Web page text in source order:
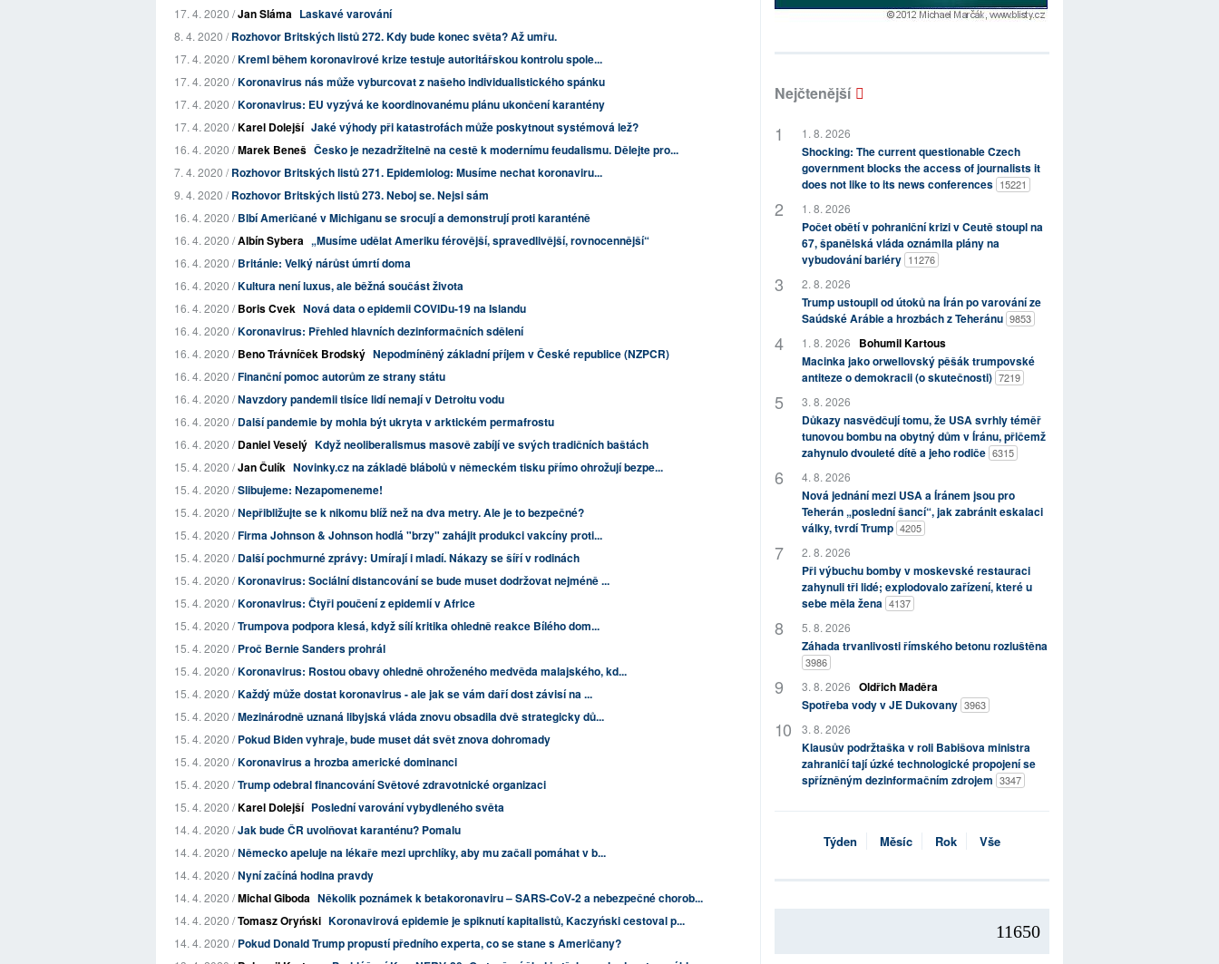
17. 4. 2020 /Jan Sláma Laskavé varování
8. 4. 2020 /Rozhovor Britských listů 272. Kdy bude konec světa? Až umřu.
17. 4. 2020 /Kreml během koronavirové krize testuje autoritářskou kontrolu spole...
17. 4. 2020 /Koronavirus nás může vyburcovat z našeho individualistického spánku
17. 4. 2020 /Koronavirus: EU vyzývá ke koordinovanému plánu ukončení karantény
17. 4. 2020 /Karel Dolejší Jaké výhody při katastrofách může poskytnout systémová lež?
16. 4. 2020 /Marek Beneš Česko je nezadržitelně na cestě k modernímu feudalismu. Dělejte pro...
7. 4. 2020 /Rozhovor Britských listů 271. Epidemiolog: Musíme nechat koronaviru...
9. 4. 2020 /Rozhovor Britských listů 273. Neboj se. Nejsi sám
16. 4. 2020 /Blbí Američané v Michiganu se srocují a demonstrují proti karanténě
16. 4. 2020 /Albín Sybera „Musíme udělat Ameriku férovější, spravedlivější, rovnocennější“
16. 4. 2020 /Británie: Velký nárůst úmrtí doma
16. 4. 2020 /Kultura není luxus, ale běžná součást života
16. 4. 2020 /Boris Cvek Nová data o epidemii COVIDu-19 na Islandu
16. 4. 2020 /Koronavirus: Přehled hlavních dezinformačních sdělení
16. 4. 2020 /Beno Trávníček Brodský Nepodmíněný základní příjem v České republice (NZPCR)
16. 4. 2020 /Finanční pomoc autorům ze strany státu
16. 4. 2020 /Navzdory pandemii tisíce lidí nemají v Detroitu vodu
16. 4. 2020 /Další pandemie by mohla být ukryta v arktickém permafrostu
16. 4. 2020 /Daniel Veselý Když neoliberalismus masově zabíjí ve svých tradičních baštách
15. 4. 2020 /Jan Čulík Novinky.cz na základě blábolů v německém tisku přímo ohrožují bezpe...
15. 4. 2020 /Slibujeme: Nezapomeneme!
15. 4. 2020 /Nepřibližujte se k nikomu blíž než na dva metry. Ale je to bezpečné?
15. 4. 2020 /Firma Johnson & Johnson hodlá "brzy" zahájit produkci vakcíny proti...
15. 4. 2020 /Další pochmurné zprávy: Umírají i mladí. Nákazy se šíří v rodinách
15. 4. 2020 /Koronavirus: Sociální distancování se bude muset dodržovat nejméně ...
15. 4. 2020 /Koronavirus: Čtyři poučení z epidemií v Africe
15. 4. 2020 /Trumpova podpora klesá, když sílí kritika ohledně reakce Bílého dom...
15. 4. 2020 /Proč Bernie Sanders prohrál
15. 4. 2020 /Koronavirus: Rostou obavy ohledně ohroženého medvěda malajského, kd...
15. 4. 2020 /Každý může dostat koronavirus - ale jak se vám daří dost závisí na ...
15. 4. 2020 /Mezinárodně uznaná libyjská vláda znovu obsadila dvě strategicky dů...
15. 4. 2020 /Pokud Biden vyhraje, bude muset dát svět znova dohromady
15. 4. 2020 /Koronavirus a hrozba americké dominanci
15. 4. 2020 /Trump odebral financování Světové zdravotnické organizaci
15. 4. 2020 /Karel Dolejší Poslední varování vybydleného světa
14. 4. 2020 /Jak bude ČR uvolňovat karanténu? Pomalu
14. 4. 2020 /Německo apeluje na lékaře mezi uprchlíky, aby mu začali pomáhat v b...
14. 4. 2020 /Nyní začíná hodina pravdy
14. 4. 2020 /Michal Giboda Několik poznámek k betakoronaviru – SARS-CoV-2 a nebezpečné chorob...
14. 4. 2020 /Tomasz Oryński Koronavirová epidemie je spiknutí kapitalistů, Kaczyński cestoval p...
14. 4. 2020 /Pokud Donald Trump propustí předního experta, co se stane s Američany?
Nejčtenější
1. 8. 2026
Shocking: The current questionable Czech
government blocks the access of journalists it
does not like to its news conferences 15221
1. 8. 2026
Počet obětí v pohraniční krizi v Ceutě stoupl na
67, španělská vláda oznámila plány na
vybudování bariéry 11276
2. 8. 2026
Trump ustoupil od útoků na Írán po varování ze
Saúdské Arábie a hrozbách z Teheránu 9853
1. 8. 2026
Bohumil Kartous
Macinka jako orwellovský pěšák trumpovské
antiteze o demokracii (o skutečnosti) 7219
3. 8. 2026
Důkazy nasvědčují tomu, že USA svrhly téměř
tunovou bombu na obytný dům v Íránu, přičemž
zahynulo dvouleté dítě a jeho rodiče 6315
4. 8. 2026
Nová jednání mezi USA a Íránem jsou pro
Teherán „poslední šancí“, jak zabránit eskalaci
války, tvrdí Trump 4205
2. 8. 2026
Při výbuchu bomby v moskevské restauraci
zahynuli tři lidé; explodovalo zařízení, které u
sebe měla žena 4137
5. 8. 2026
Záhada trvanlivosti římského betonu rozluštěna
3986
3. 8. 2026 Oldřich Maděra
Spotřeba vody v JE Dukovany 3963
3. 8. 2026
Klausův podržtaška v roli Babišova ministra
zahraničí tají úzké technologické propojení se
spřízněným dezinformačním zdrojem 3347
Týden Měsíc Rok Vše
11650